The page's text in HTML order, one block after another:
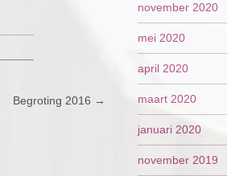
Begroting 2016 →
november 2020
mei 2020
april 2020
maart 2020
januari 2020
november 2019